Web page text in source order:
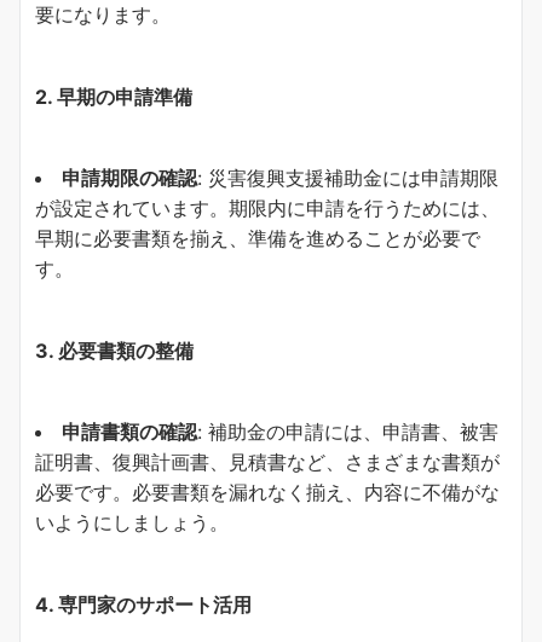
要になります。
2. 早期の申請準備
申請期限の確認: 災害復興支援補助金には申請期限
が設定されています。期限内に申請を行うためには、
早期に必要書類を揃え、準備を進めることが必要で
す。
3. 必要書類の整備
申請書類の確認: 補助金の申請には、申請書、被害
証明書、復興計画書、見積書など、さまざまな書類が
必要です。必要書類を漏れなく揃え、内容に不備がな
いようにしましょう。
4. 専門家のサポート活用